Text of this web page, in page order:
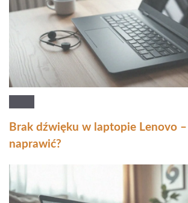
Brak dźwięku w laptopie Lenovo
naprawić?